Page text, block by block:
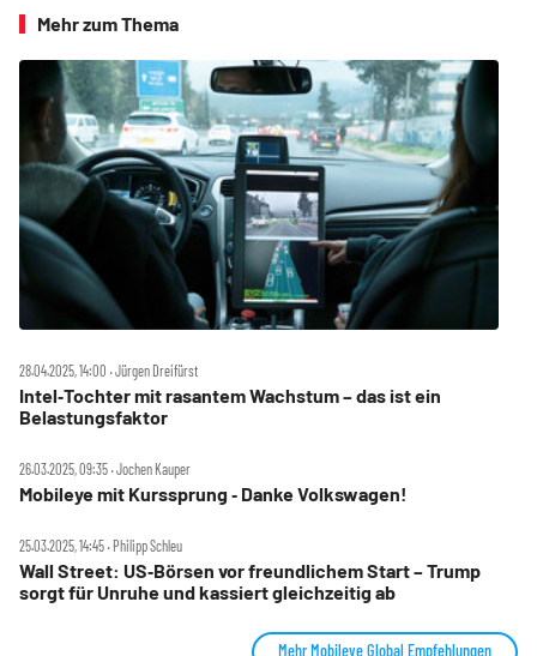
Mehr zum Thema
28.04.2025, 14:00 ‧ Jürgen Dreifürst
Intel‑Tochter mit rasantem Wachstum – das ist ein
Belastungsfaktor
26.03.2025, 09:35 ‧ Jochen Kauper
Mobileye mit Kurssprung ‑ Danke Volkswagen!
25.03.2025, 14:45 ‧ Philipp Schleu
Wall Street: US‑Börsen vor freundlichem Start – Trump
sorgt für Unruhe und kassiert gleichzeitig ab
Mehr Mobileye Global Empfehlungen